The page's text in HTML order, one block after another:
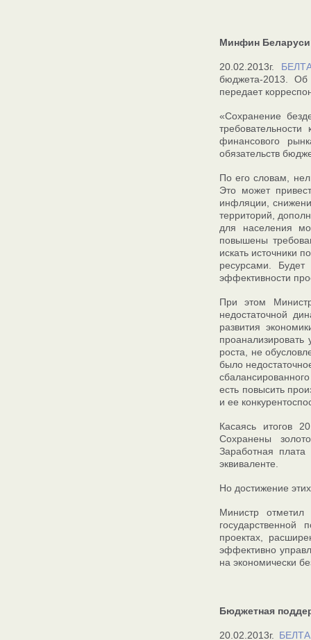
Минфин Беларуси
20.02.2013г.
бюджета-2013. Об
передает
«Сохранение
финансового
обязательств
По его словам,
Это может
инфляции,
территорий,
для населения
повышены
искать источники
ресурсами.
эффективности
При этом
недостаточной
развития
проанализировать
роста, не
было
есть повысить
и ее
Касаясь итогов
Сохранены
Заработная
эквиваленте.
Но достижение
Министр
государственной
проектах,
эффективно
на экономически
Бюджетная
20.02.2013г. БЕЛТА